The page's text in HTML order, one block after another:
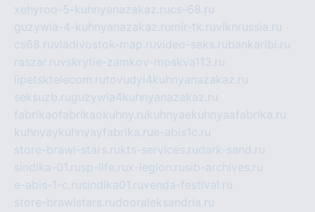
xehyroo-5-kuhnyanazakaz.rucs-68.ru
guzywia-4-kuhnyanazakaz.ru mir-tk.ruvlknrussia.ru
cs68.ruvladivostok-map.ruvideo-seks.rubankaribi.ru
raszar.ruvskrytie-zamkov-moskva113.ru
lipetsktelecom.rutovudyi4kuhnyanazakaz.ru
seksuzb.ruguzywia4kuhnyanazakaz.ru
fabrikaofabrikaokuhny.rukuhnyaekuhnyaafabrika.ru
kuhnyaykuhnyayfabrika.rue-abis1c.ru
store-brawl-stars.rukts-services.rudark-sand.ru
sindika-01.rusp-life.rux-legion.rusib-archives.ru
e-abis-1-c.rusindika01.ruvenda-festival.ru
store-brawlstars.rudooraleksandria.ru